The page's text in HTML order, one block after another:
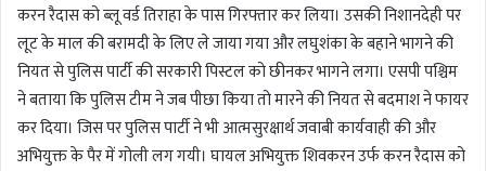
करन रैदास को ब्लू वर्ड तिराहा के पास गिरफ्तार कर लिया। उसकी निशानदेही पर
लूट के माल की बरामदी के लिए ले जाया गया और लघुशंका के बहाने भागने की
नियत से पुलिस पार्टी की सरकारी पिस्टल को छीनकर भागने लगा। एसपी पश्चिम
ने बताया कि पुलिस टीम ने जब पीछा किया तो मारने की नियत से बदमाश ने फायर
कर दिया। जिस पर पुलिस पार्टी ने भी आत्मसुरक्षार्थ जवाबी कार्यवाही की और
अभियुक्त के पैर में गोली लग गयी। घायल अभियुक्त शिवकरन उर्फ करन रैदास को